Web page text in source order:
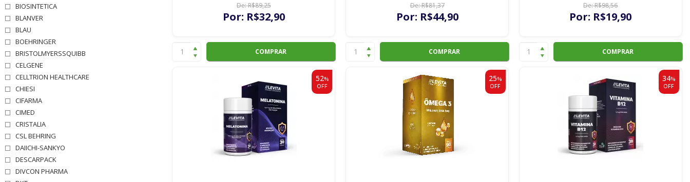
BIOSINTETICA
BLANVER
BLAU
BOEHRINGER
BRISTOLMYERSSQUIBB
CELGENE
CELLTRION HEALTHCARE
CHIESI
CIFARMA
CIMED
CRISTALIA
CSL BEHRING
DAIICHI-SANKYO
DESCARPACK
DIVCON PHARMA
De:R$89,25
Por: R$32,90
COMPRAR
De:R$81,37
Por: R$44,90
COMPRAR
De:R$98,56
Por: R$19,90
COMPRAR
52%
OFF
25%
OFF
34%
OFF